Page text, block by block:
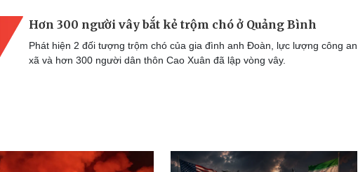
Hơn 300 người vây bắt kẻ trộm chó ở Quảng Bình
Phát hiện 2 đối tượng trộm chó của gia đình anh Đoàn, lực lượng công an
xã và hơn 300 người dân thôn Cao Xuân đã lập vòng vây.